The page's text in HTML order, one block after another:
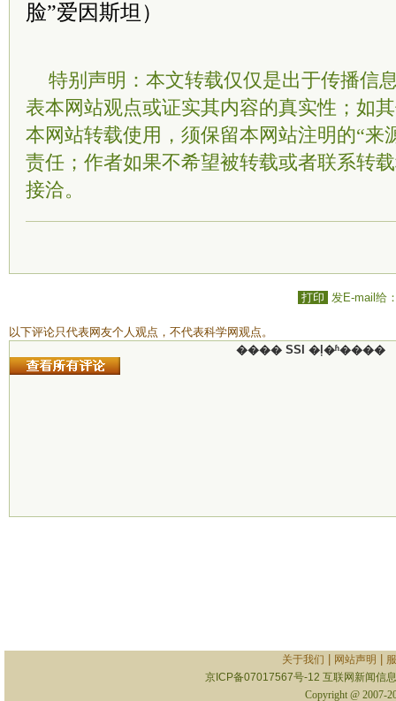
脸”爱因斯坦）
特别声明：本文转载仅仅是出于传播信
表本网站观点或证实其内容的真实性；如
本网站转载使用，须保留本网站注明的“来
责任；作者如果不希望被转载或者联系转
接洽。
打印 发E-mail给
以下评论只代表网友个人观点，不代表科学网观点。
���� SSI �ļ�ʱ����
关于我们 网站声明
京ICP备07017567号-12 互联网新闻信
Copyright @ 2007-